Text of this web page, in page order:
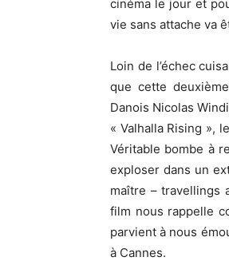
cinéma le jour et
vie sans attache va
Loin de l’échec
que cette
Danois Nicolas
« Valhalla Rising »,
Véritable bombe à
exploser dans un
maître – travellings
film nous rappelle
parvient à nous
à Cannes.